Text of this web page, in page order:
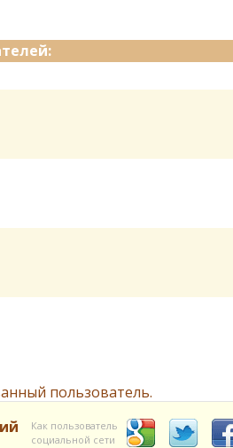
пользователь.
Как пользователь
социальной сети